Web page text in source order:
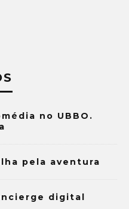
no UBBO.
pela aventura
digital